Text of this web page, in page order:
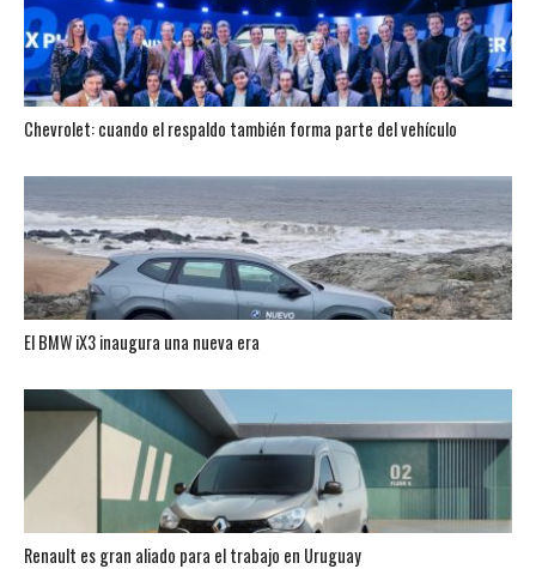
Chevrolet: cuando el respaldo también forma parte del vehículo
El BMW iX3 inaugura una nueva era
Renault es gran aliado para el trabajo en Uruguay